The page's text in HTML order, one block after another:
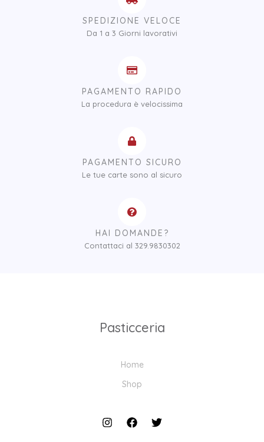
SPEDIZIONE VELOCE
Da 1 a 3 Giorni lavorativi
PAGAMENTO RAPIDO
La procedura è velocissima
PAGAMENTO SICURO
Le tue carte sono al sicuro
HAI DOMANDE?
Contattaci al 329.9830302
Pasticceria
Home
Shop